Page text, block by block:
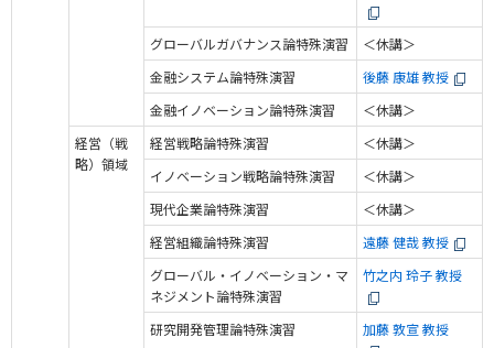
グローバルガバナンス論特殊演習
＜休講＞
金融システム論特殊演習
後藤 康雄 教授
金融イノベーション論特殊演習
＜休講＞
経営（戦
略）領域
経営戦略論特殊演習
＜休講＞
イノベーション戦略論特殊演習
＜休講＞
現代企業論特殊演習
＜休講＞
経営組織論特殊演習
遠藤 健哉 教授
グローバル・イノベーション・マ
ネジメント論特殊演習
竹之内 玲子 教授
研究開発管理論特殊演習 加藤 敦宣 教授